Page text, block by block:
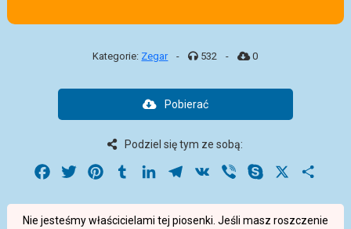
Kategorie: Zegar - 532 - 0
Pobierać
Podziel się tym ze sobą:
Facebook
Twitter PinterestTumblrLinkedInTelegram
VK Viber Skype
Nie jesteśmy właścicielami tej piosenki. Jeśli masz roszczenie